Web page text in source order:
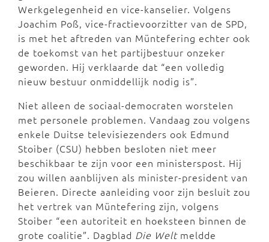
Werkgelegenheid en vice-kanselier. Volgens
Joachim Poß, vice-fractievoorzitter van de SPD,
is met het aftreden van Müntefering echter ook
de toekomst van het partijbestuur onzeker
geworden. Hij verklaarde dat “een volledig
nieuw bestuur onmiddellijk nodig is”.
Niet alleen de sociaal-democraten worstelen
met personele problemen. Vandaag zou volgens
enkele Duitse televisiezenders ook Edmund
Stoiber (CSU) hebben besloten niet meer
beschikbaar te zijn voor een ministerspost. Hij
zou willen aanblijven als minister-president van
Beieren. Directe aanleiding voor zijn besluit zou
het vertrek van Müntefering zijn, volgens
Stoiber “een autoriteit en hoeksteen binnen de
grote coalitie”. Dagblad Die Weltmeldde